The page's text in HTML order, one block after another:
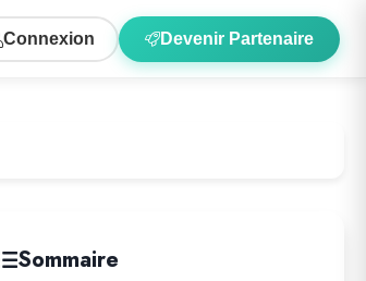
Connexion Devenir Partenaire
Sommaire